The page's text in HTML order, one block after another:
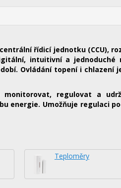
řídicí jednotku (CCU),
intuitivní a jednoduché
Ovládání topení i chlazení
monitorovat, regulovat a
energie. Umožňuje regulaci
Teploměry